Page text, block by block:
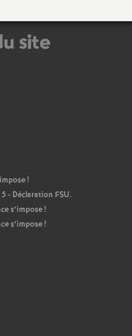
e
r
l
site
!
- Déclaration FSU.
s’impose!
s’impose!